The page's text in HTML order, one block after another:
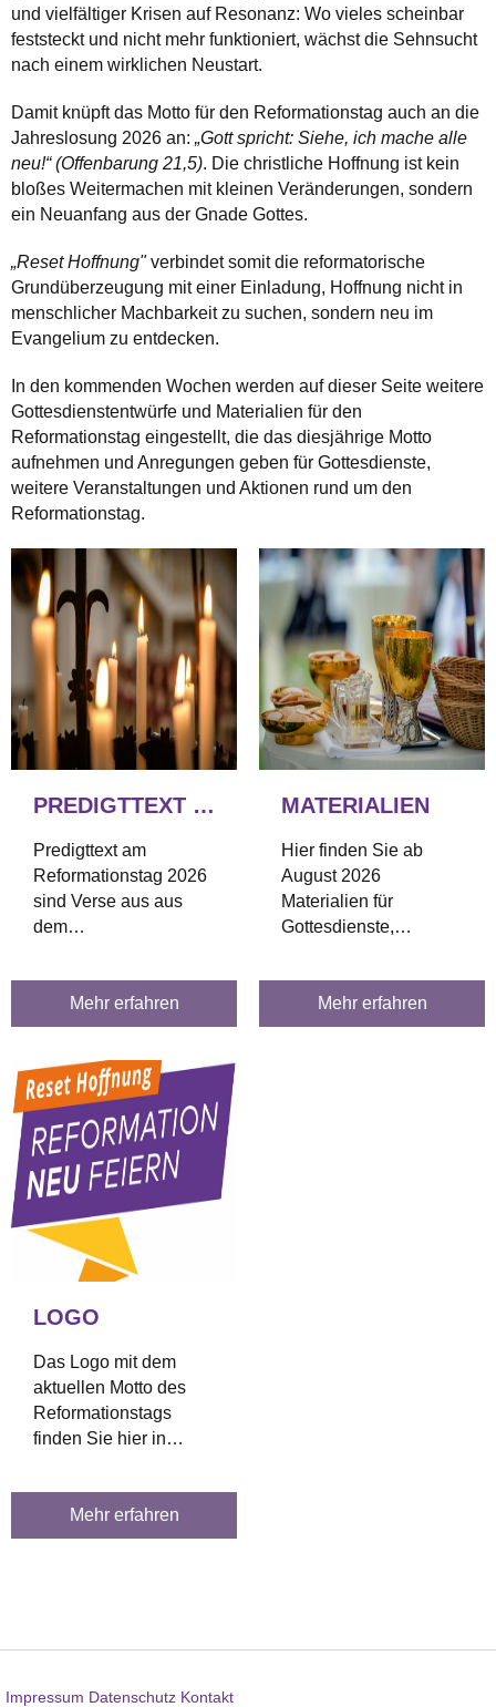
und vielfältiger Krisen auf Resonanz: Wo vieles scheinbar
feststeckt und nicht mehr funktioniert, wächst die Sehnsucht
nach einem wirklichen Neustart.
Damit knüpft das Motto für den Reformationstag auch an die
Jahreslosung 2026 an: „Gott spricht: Siehe, ich mache alle
neu!“ (Offenbarung 21,5). Die christliche Hoffnung ist kein
bloßes Weitermachen mit kleinen Veränderungen, sondern
ein Neuanfang aus der Gnade Gottes.
„Reset Hoffnung" verbindet somit die reformatorische
Grundüberzeugung mit einer Einladung, Hoffnung nicht in
menschlicher Machbarkeit zu suchen, sondern neu im
Evangelium zu entdecken.
In den kommenden Wochen werden auf dieser Seite weitere
Gottesdienstentwürfe und Materialien für den
Reformationstag eingestellt, die das diesjährige Motto
aufnehmen und Anregungen geben für Gottesdienste,
weitere Veranstaltungen und Aktionen rund um den
Reformationstag.
PREDIGTTEXT 2026
Predigttext am
Reformationstag 2026
sind Verse aus aus
dem
Mehr erfahren
MATERIALIEN
Hier finden Sie ab
August 2026
Materialien für
Gottesdienste,
und weitere Anlässe.
Mehr erfahren
LOGO
Das Logo mit dem
aktuellen Motto des
Reformationstags
finden Sie hier in
Formaten zum
Download.
Mehr erfahren
Impressum Datenschutz Kontakt